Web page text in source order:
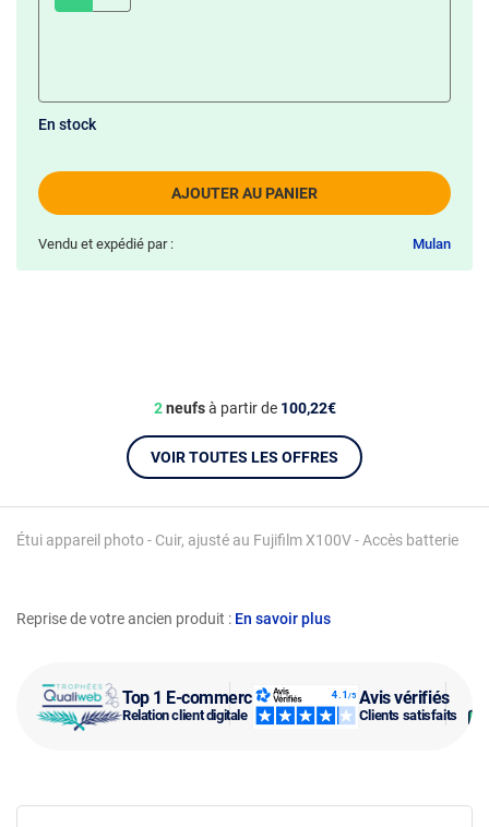
Top 1 E-commerce
Relation client digitale
Avis vérifiés
Clients satisfaits
Reprise de votre ancien produit : En savoir plus
Étui appareil photo - Cuir, ajusté au Fujifilm X100V - Accès batterie
AJOUTER AU PANIER
En stock
Vendu et expédié par : Mulan
2neufsà partir de 100,22€
VOIR TOUTES LES OFFRES